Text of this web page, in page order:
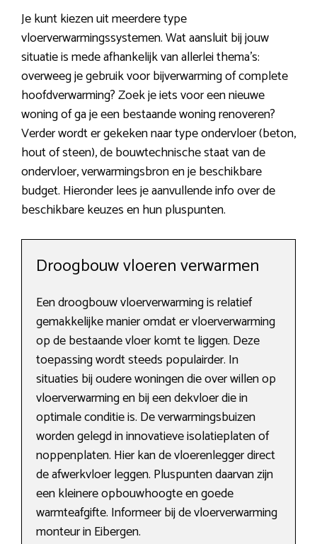
Je kunt kiezen uit meerdere type
vloerverwarmingssystemen. Wat aansluit bij jouw
situatie is mede afhankelijk van allerlei thema’s:
overweeg je gebruik voor bijverwarming of complete
hoofdverwarming? Zoek je iets voor een nieuwe
woning of ga je een bestaande woning renoveren?
Verder wordt er gekeken naar type ondervloer (beton,
hout of steen), de bouwtechnische staat van de
ondervloer, verwarmingsbron en je beschikbare
budget. Hieronder lees je aanvullende info over de
beschikbare keuzes en hun pluspunten.
Droogbouw vloeren verwarmen
Een droogbouw vloerverwarming is relatief
gemakkelijke manier omdat er vloerverwarming
op de bestaande vloer komt te liggen. Deze
toepassing wordt steeds populairder. In
situaties bij oudere woningen die over willen op
vloerverwarming en bij een dekvloer die in
optimale conditie is. De verwarmingsbuizen
worden gelegd in innovatieve isolatieplaten of
noppenplaten. Hier kan de vloerenlegger direct
de afwerkvloer leggen. Pluspunten daarvan zijn
een kleinere opbouwhoogte en goede
warmteafgifte. Informeer bij de vloerverwarming
monteur in Eibergen.